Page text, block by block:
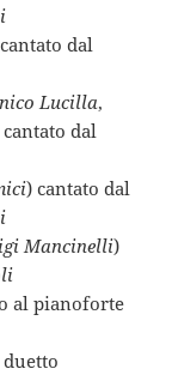
dal
Lucilla,
cantato dal
) cantato dal
Mancinelli)
al pianoforte
duetto